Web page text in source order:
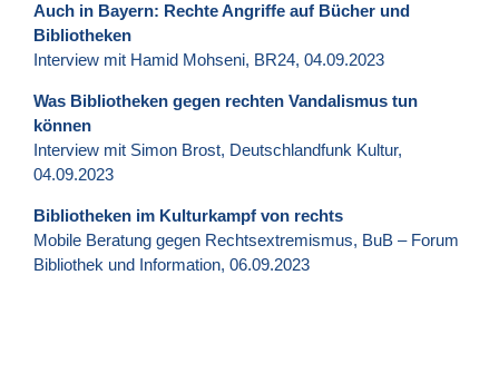
Auch in Bayern: Rechte Angriffe auf Bücher und
Bibliotheken
Interview mit Hamid Mohseni, BR24, 04.09.2023
Was Bibliotheken gegen rechten Vandalismus tun
können
Interview mit Simon Brost, Deutschlandfunk Kultur,
04.09.2023
Bibliotheken im Kulturkampf von rechts
Mobile Beratung gegen Rechtsextremismus, BuB – Forum
Bibliothek und Information, 06.09.2023